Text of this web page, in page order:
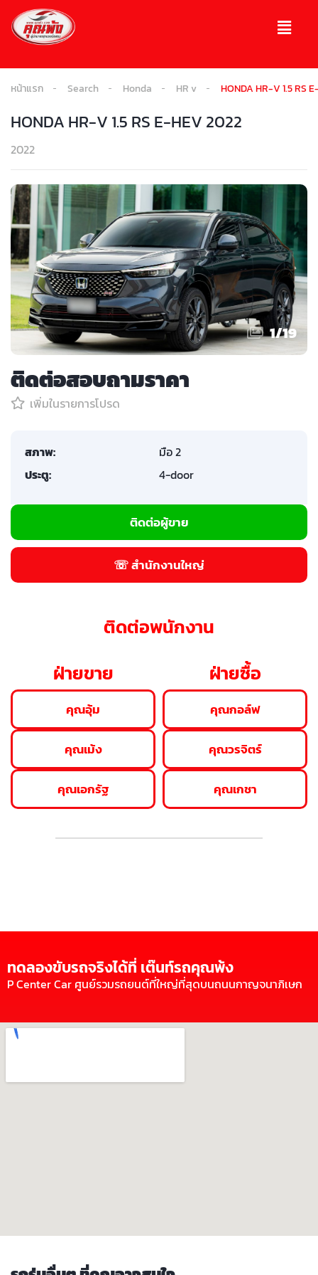
หน้าแรก Search Honda HR v HONDA HR-V 1.5 RS
HONDA HR-V 1.5 RS E-HEV 2022
2022
1/19
ติดต่อสอบถามราคา
เพิ่มในรายการโปรด
สภาพ:
มือ 2
ประตู:
4-door
ติดต่อผู้ขาย
☏ สำนักงานใหญ่
ติดต่อพนักงาน
ฝ่ายขาย
คุณอุ้ม
คุณเม้ง
คุณเอกรัฐ
ฝ่ายซื้อ
คุณกอล์ฟ
คุณวรจิตร์
คุณเกชา
ทดลองขับรถจริงได้ที่ เต๊นท์รถคุณพ้ง
P Center Car ศูนย์รวมรถยนต์ที่ใหญ่ที่สุดบนถนนกาญจนาภิเษก